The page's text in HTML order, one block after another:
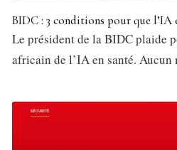
BIDC : 3 conditions pour que l’IA
Le président de la BIDC plaide
africain de l’IA en santé. Aucun